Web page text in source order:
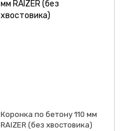
Коронка по бетону 110 мм
RAIZER (без хвостовика)